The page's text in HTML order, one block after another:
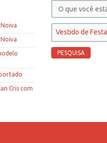
Cris com
Vestido de Festa